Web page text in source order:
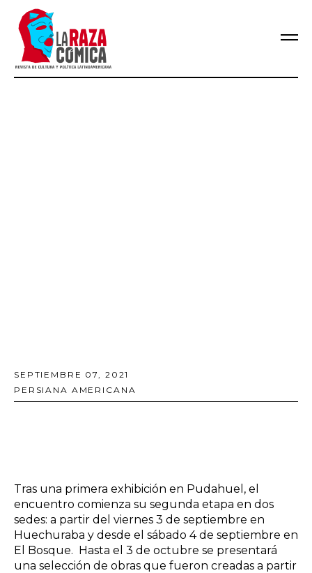
SEPTIEMBRE 07, 2021
PERSIANA AMERICANA
Tras una primera exhibición en Pudahuel, el
encuentro comienza su segunda etapa en dos
sedes: a partir del viernes 3 de septiembre en
Huechuraba y desde el sábado 4 de septiembre en
El Bosque. Hasta el 3 de octubre se presentará
una selección de obras que fueron creadas a partir